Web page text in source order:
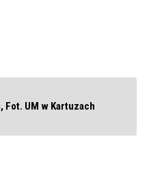
Fot. UM w Kartuzach